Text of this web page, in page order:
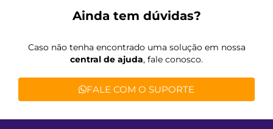
Ainda tem dúvidas?
Caso não tenha encontrado uma solução em nossa
central de ajuda, fale conosco.
FALE COM O SUPORTE